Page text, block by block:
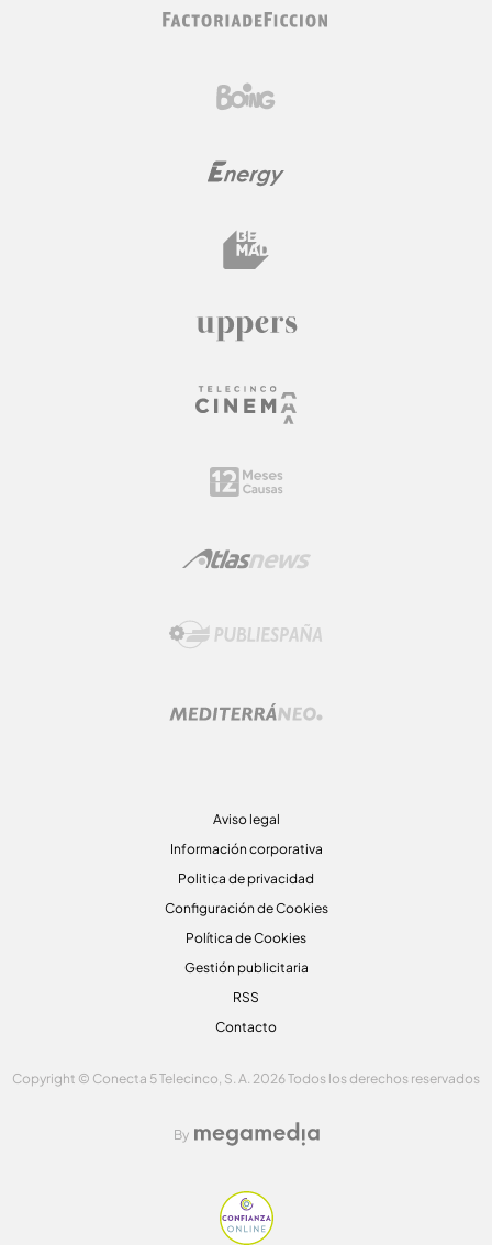
Aviso legal
Información corporativa
Politica de privacidad
Configuración de Cookies
Política de Cookies
Gestión publicitaria
RSS
Contacto
Copyright © Conecta 5 Telecinco, S. A. 2026 Todos los derechos reservados
By